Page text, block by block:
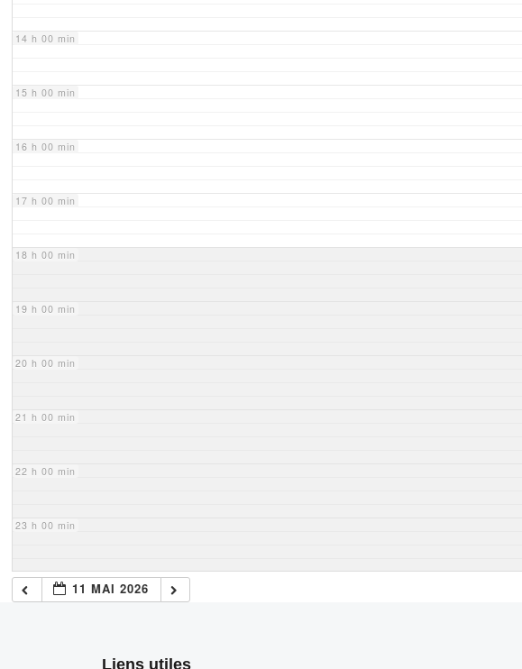
14 h 00 min
15 h 00 min
16 h 00 min
17 h 00 min
18 h 00 min
19 h 00 min
20 h 00 min
21 h 00 min
22 h 00 min
23 h 00 min
11 MAI 2026
Liens utiles